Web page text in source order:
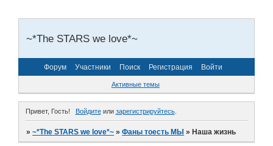
~*The STARS we love*~
Форум Участники Поиск Регистрация Войти
Активные темы
Привет, Гость! Войдитеили зарегистрируйтесь.
»~*The STARS we love*~ »Фаны тоесть МЫ »Наша жизнь